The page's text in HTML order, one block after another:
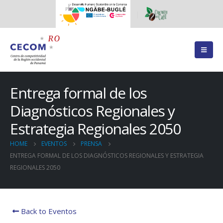
Entrega formal de los
Diagnósticos Regionales y
Estrategia Regionales 2050
HOME EVENTOS
PRENSA
ENTREGA FORMAL DE LOS DIAGNÓSTICOS REGIONALES Y ESTRATEGIA
REGIONALES 2050
Back to Eventos